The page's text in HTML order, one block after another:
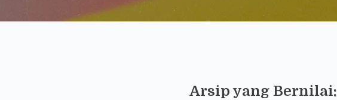
Arsip yang Bernilai: